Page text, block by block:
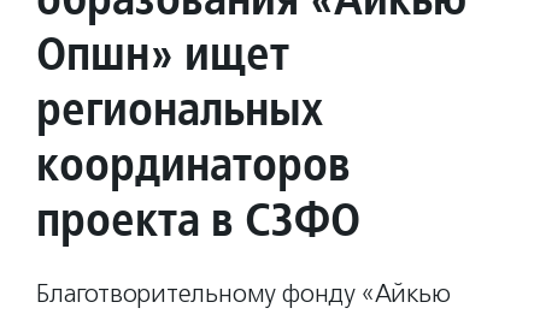
Опшн» ищет
региональных
координаторов
проекта в СЗФО
Благотворительному фонду «Айкью